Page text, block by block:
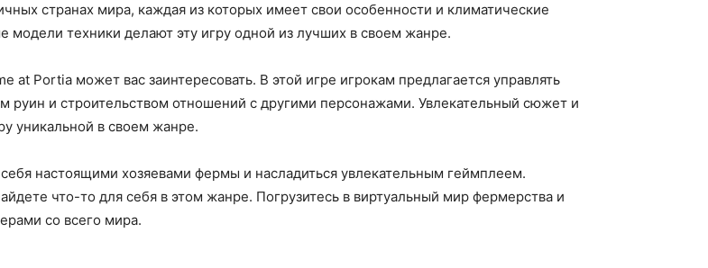
странах мира, каждая из которых имеет свои особенности и климатические
модели техники делают эту игру одной из лучших в своем жанре.
at Portia может вас заинтересовать. В этой игре игрокам предлагается управлять
руин и строительством отношений с другими персонажами. Увлекательный сюжет и
уникальной в своем жанре.
настоящими хозяевами фермы и насладиться увлекательным геймплеем.
что-то для себя в этом жанре. Погрузитесь в виртуальный мир фермерства и
со всего мира.